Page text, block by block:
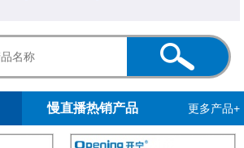
慢直播热销产品 更多产品+